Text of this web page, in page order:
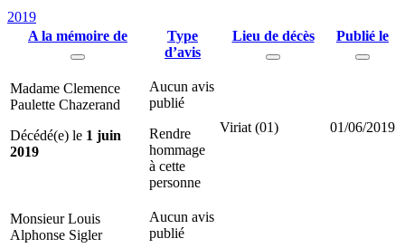
2019
A la mémoire de
Type
d’avis
Lieu de décès Publié le
Madame Clemence
Paulette Chazerand
Décédé(e) le 1 juin
2019
Aucun avis
publié
Rendre
hommage
à cette
personne
Viriat (01) 01/06/2019
Monsieur Louis
Alphonse Sigler
Aucun avis
publié